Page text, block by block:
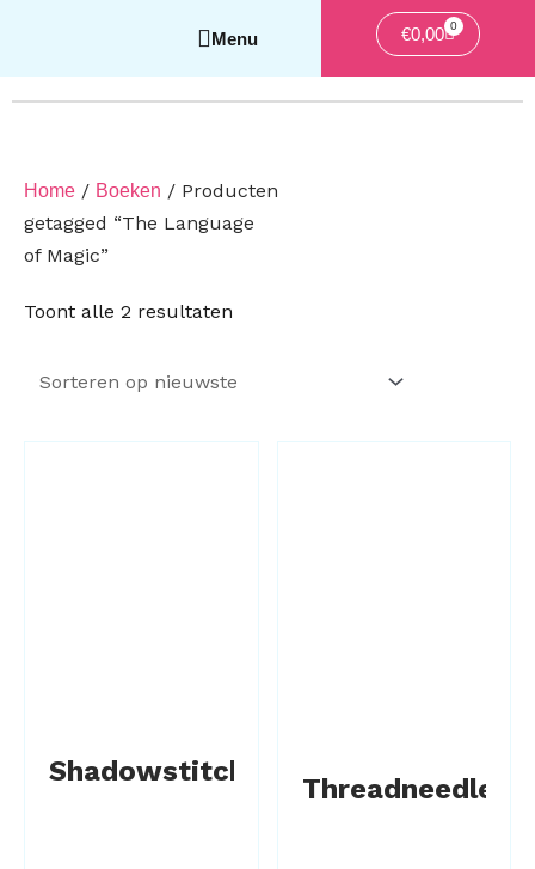
€0,00 0
Home / Boeken / Producten
getagged “The Language
of Magic”
Toont alle 2 resultaten
nieuwste
Shadowstitch
Threadneedle